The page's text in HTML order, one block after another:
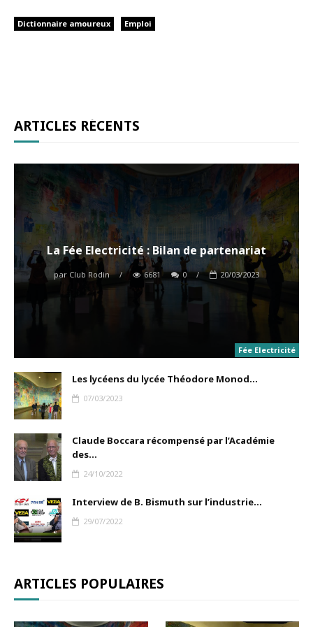
Dictionnaire amoureux Emploi
ARTICLES RÉCENTS
Fée Electricité
La Fée Electricité : Bilan de partenariat
par Club Rodin / 6681 0 / 20/03/2023
Les lycéens du lycée Théodore Monod...
07/03/2023
Claude Boccara récompensé par l’Académie
des...
24/10/2022
Interview de B. Bismuth sur l’industrie...
29/07/2022
ARTICLES POPULAIRES